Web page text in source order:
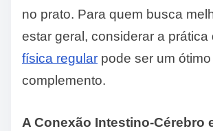
no prato. Para quem busca
estar geral, considerar a prática
física regular pode ser um ótimo
complemento.
A Conexão Intestino-Cérebro